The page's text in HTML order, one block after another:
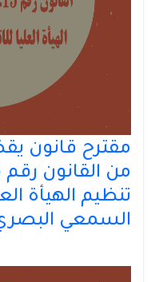
تنظيم الهيأة
السمعي